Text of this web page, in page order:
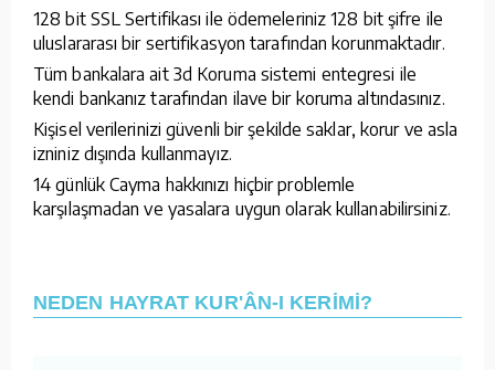
128 bit SSL Sertifikası ile ödemeleriniz 128 bit şifre ile
uluslararası bir sertifikasyon tarafından korunmaktadır.
Tüm bankalara ait 3d Koruma sistemi entegresi ile
kendi bankanız tarafından ilave bir koruma altındasınız.
Kişisel verilerinizi güvenli bir şekilde saklar, korur ve asla
izniniz dışında kullanmayız.
14 günlük Cayma hakkınızı hiçbir problemle
karşılaşmadan ve yasalara uygun olarak kullanabilirsiniz.
NEDEN HAYRAT KUR'ÂN-I KERİMİ?